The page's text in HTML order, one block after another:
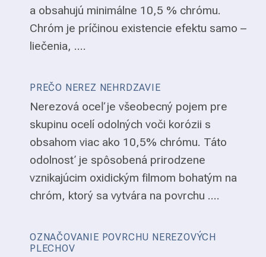
a obsahujú minimálne 10,5 % chrómu.
Chróm je príčinou existencie efektu samo –
liečenia, ....
PREČO NEREZ NEHRDZAVIE
Nerezová oceľ je všeobecný pojem pre
skupinu ocelí odolných voči korózii s
obsahom viac ako 10,5% chrómu. Táto
odolnosť je spôsobená prirodzene
vznikajúcim oxidickým filmom bohatým na
chróm, ktorý sa vytvára na povrchu ....
OZNAČOVANIE POVRCHU NEREZOVÝCH
PLECHOV